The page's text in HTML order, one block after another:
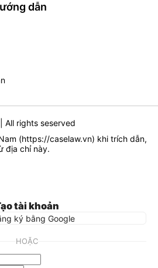
dẫn
All rights seserved
(https://caselaw.vn) khi trích dẫn,
địa chỉ này.
tài khoản
ký bằng Google
HOẶC